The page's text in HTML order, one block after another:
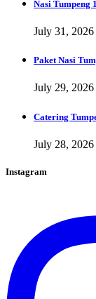
Nasi Tumpeng
July 31, 2026
Paket Nasi
July 29, 2026
Catering
July 28, 2026
Instagram